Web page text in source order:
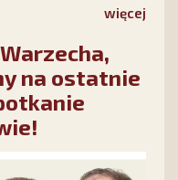
więcej
na ostatnie